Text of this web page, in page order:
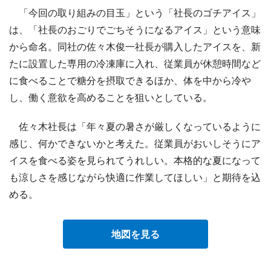
「今回の取り組みの目玉」という「社長のゴチアイス」
は、「社長のおごりでごちそうになるアイス」という意味
から命名。同社の佐々木俊一社長が購入したアイスを、新
たに設置した専用の冷凍庫に入れ、従業員が休憩時間など
に食べることで糖分を摂取できるほか、体を中から冷や
し、働く意欲を高めることを狙いとしている。
佐々木社長は「年々夏の暑さが厳しくなっているように
感じ、何かできないかと考えた。従業員がおいしそうにア
イスを食べる姿を見られてうれしい。本格的な夏になって
も涼しさを感じながら快適に作業してほしい」と期待を込
める。
地図を見る